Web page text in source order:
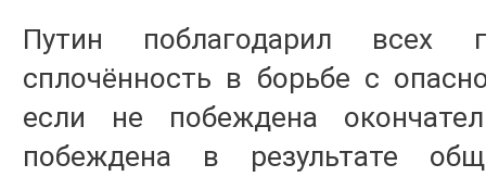
Путин поблагодарил всех
сплочённость в борьбе с
если не побеждена
побеждена в результате